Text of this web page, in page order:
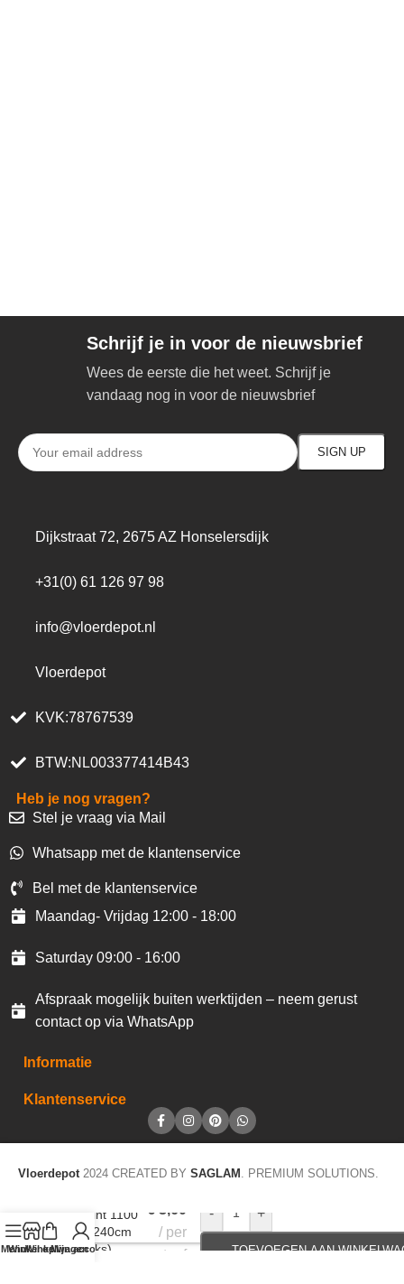
Schrijf je in voor de nieuwsbrief
Wees de eerste die het weet. Schrijf je
vandaag nog in voor de nieuwsbrief
Dijkstraat 72, 2675 AZ Honselersdijk
+31(0) 61 126 97 98
info@vloerdepot.nl
Vloerdepot
KVK:78767539
BTW:NL003377414B43
Heb je nog vragen?
Stel je vraag via Mail
Whatsapp met de klantenservice
Bel met de klantenservice
Maandag- Vrijdag 12:00 - 18:00
Saturday 09:00 - 16:00
Afspraak mogelijk buiten werktijden – neem gerust
contact op via WhatsApp
Informatie
Klantenservice
Vloerdepot 2024 CREATED BY SAGLAM . PREMIUM SOLUTIONS.
Menu
Winkel op
Winkelwagen
Mijn account
Plakplint 1100
5x24x240cm
(40stuks)
€ 3,60
per
staaf
- +
TOEVOEGEN AAN